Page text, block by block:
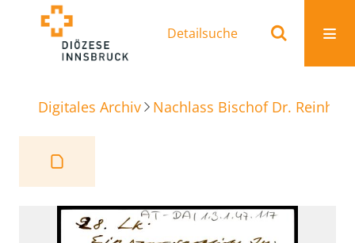
Detailsuche
Digitales Archiv Nachlass Bischof Dr.